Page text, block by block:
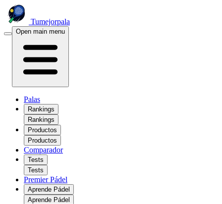
Tumejorpala
Open main menu
Palas
Rankings
Rankings
Productos
Productos
Comparador
Tests
Tests
Premier Pádel
Aprende Pádel
Aprende Pádel